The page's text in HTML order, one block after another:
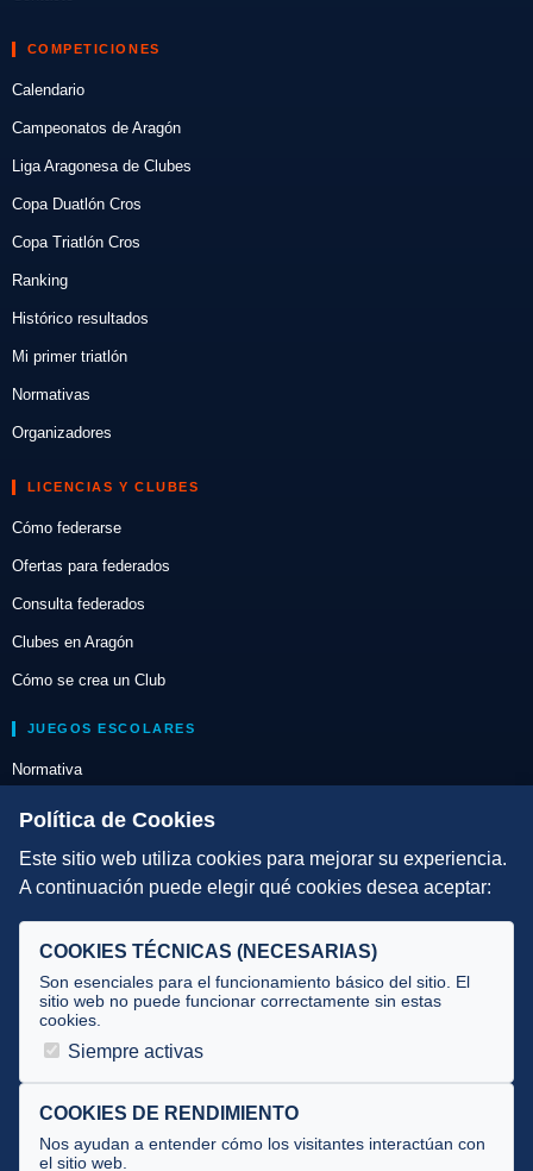
COMPETICIONES
Calendario
Campeonatos de Aragón
Liga Aragonesa de Clubes
Copa Duatlón Cros
Copa Triatlón Cros
Ranking
Histórico resultados
Mi primer triatlón
Normativas
Organizadores
LICENCIAS Y CLUBES
Cómo federarse
Ofertas para federados
Consulta federados
Clubes en Aragón
Cómo se crea un Club
JUEGOS ESCOLARES
Normativa
Escuelas de Triatlón
DIRECCIÓN TÉCNICA
Selecciones
Tecnificación
JUECES Y OFICIALES
Documentos
Cursos
Política de Cookies
Este sitio web utiliza cookies para mejorar su experiencia.
A continuación puede elegir qué cookies desea aceptar:
COOKIES TÉCNICAS (NECESARIAS)
Son esenciales para el funcionamiento básico del sitio. El
sitio web no puede funcionar correctamente sin estas
cookies.
Siempre activas
COOKIES DE RENDIMIENTO
Nos ayudan a entender cómo los visitantes interactúan con
el sitio web.